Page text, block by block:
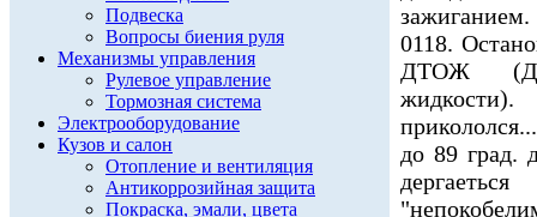
Подвеска
Вопросы биения руля
Механизмы управления
Рулевое управление
Тормозная система
Электрооборудование
Кузов и салон
Отопление и вентиляция
Антикоррозийная защита
Покраска, эмали, цвета
0118.
ДТОЖ
до 89 град.